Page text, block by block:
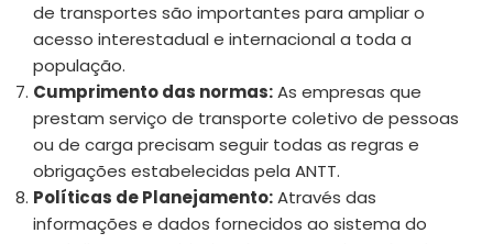
de transportes são importantes para ampliar o
acesso interestadual e internacional a toda a
população.
Cumprimento das normas:As empresas que
prestam serviço de transporte coletivo de pessoas
ou de carga precisam seguir todas as regras e
obrigações estabelecidas pela ANTT.
Políticas de Planejamento:Através das
informações e dados fornecidos ao sistema do